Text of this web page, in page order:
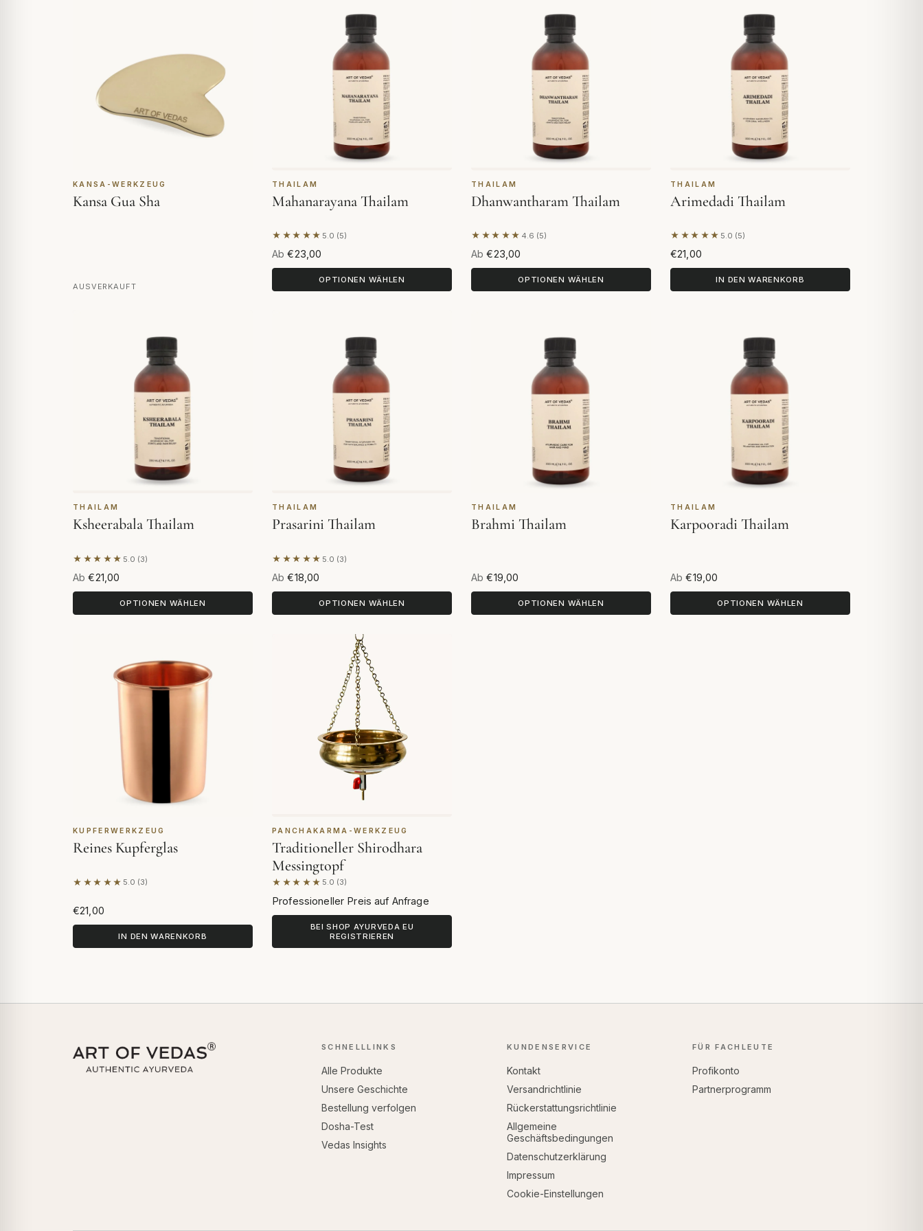
KANSA-WERKZEUG
Kansa Gua Sha
AUSVERKAUFT
THAILAM
Mahanarayana Thailam
★★★★★ 5.0 (5)
Basierend auf 5 Bewertungen
Ab €23,00
OPTIONEN WÄHLEN
THAILAM
Dhanwantharam Thailam
★★★★★ 4.6 (5)
Basierend auf 5 Bewertungen
Ab €23,00
OPTIONEN WÄHLEN
THAILAM
Arimedadi Thailam
★★★★★ 5.0 (5)
Basierend auf 5 Bewertungen
€21,00
IN DEN WARENKORB
THAILAM
Ksheerabala Thailam
★★★★★ 5.0 (3)
Basierend auf 3 Bewertungen
Ab €21,00
OPTIONEN WÄHLEN
THAILAM
Prasarini Thailam
★★★★★ 5.0 (3)
Basierend auf 3 Bewertungen
Ab €18,00
OPTIONEN WÄHLEN
THAILAM
Brahmi Thailam
Ab €19,00
OPTIONEN WÄHLEN
THAILAM
Karpooradi Thailam
Ab €19,00
OPTIONEN WÄHLEN
KUPFERWERKZEUG
Reines Kupferglas
★★★★★ 5.0 (3)
Basierend auf 3 Bewertungen
€21,00
IN DEN WARENKORB
PANCHAKARMA-WERKZEUG
Traditioneller Shirodhara
Messingtopf
★★★★★ 5.0 (3)
Basierend auf 3 Bewertungen
Professioneller Preis auf Anfrage
BEI SHOP AYURVEDA EU
REGISTRIEREN
SCHNELLLINKS
Alle Produkte
Unsere Geschichte
Bestellung verfolgen
Dosha-Test
Vedas Insights
KUNDENSERVICE
Kontakt
Versandrichtlinie
Rückerstattungsrichtlinie
Allgemeine
Geschäftsbedingungen
Datenschutzerklärung
Impressum
Cookie-Einstellungen
FÜR FACHLEUTE
Profikonto
Partnerprogramm